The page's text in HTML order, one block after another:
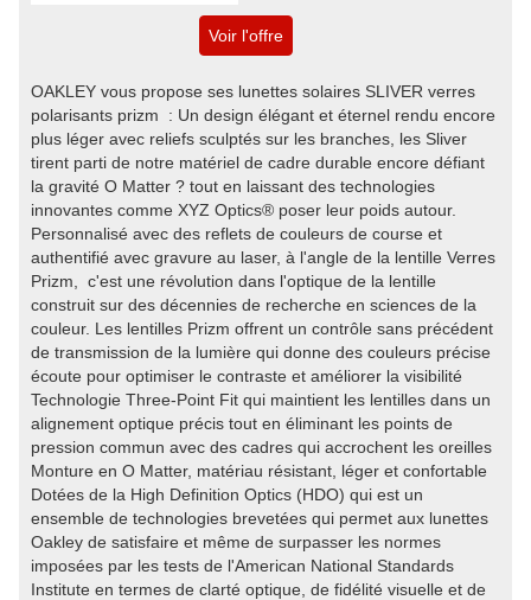
Voir l'offre
OAKLEY vous propose ses lunettes solaires SLIVER verres
polarisants prizm : Un design élégant et éternel rendu encore
plus léger avec reliefs sculptés sur les branches, les Sliver
tirent parti de notre matériel de cadre durable encore défiant
la gravité O Matter ? tout en laissant des technologies
innovantes comme XYZ Optics® poser leur poids autour.
Personnalisé avec des reflets de couleurs de course et
authentifié avec gravure au laser, à l'angle de la lentille Verres
Prizm, c'est une révolution dans l'optique de la lentille
construit sur des décennies de recherche en sciences de la
couleur. Les lentilles Prizm offrent un contrôle sans précédent
de transmission de la lumière qui donne des couleurs précise
écoute pour optimiser le contraste et améliorer la visibilité
Technologie Three-Point Fit qui maintient les lentilles dans un
alignement optique précis tout en éliminant les points de
pression commun avec des cadres qui accrochent les oreilles
Monture en O Matter, matériau résistant, léger et confortable
Dotées de la High Definition Optics (HDO) qui est un
ensemble de technologies brevetées qui permet aux lunettes
Oakley de satisfaire et même de surpasser les normes
imposées par les tests de l'American National Standards
Institute en termes de clarté optique, de fidélité visuelle et de